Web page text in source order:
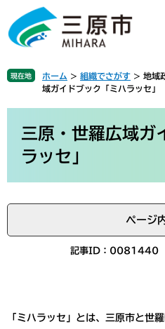
ジ
頭
す
ュ
飛
し
現在地 ホーム > 組織でさがす > 地域
域ガイドブック「ミハラッセ」
三原・世羅広域ガ
ラッセ」
ページ
記事ID：0081440
「ミハラッセ」とは、三原市と世